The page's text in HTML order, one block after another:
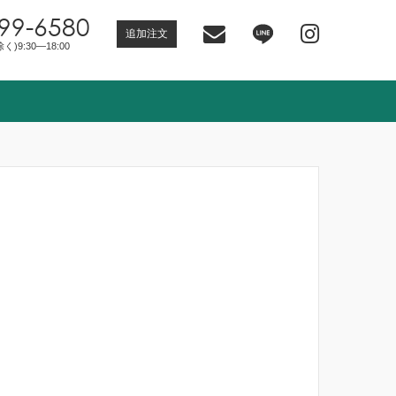
6580
く)9:30―18:00
追加注文